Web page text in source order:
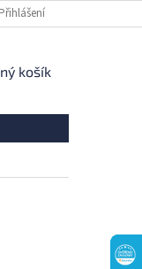
VRÁCENÍ ZBOŽÍ
Přihlášení
košík